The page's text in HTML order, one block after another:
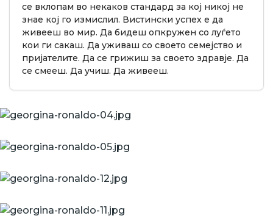
се вклопам во некаков стандард за кој никој не
знае кој го измислил. Вистински успех е да
живееш во мир. Да бидеш опкружен со луѓето
кои ги сакаш. Да уживаш со своето семејство и
пријателите. Да се грижиш за своето здравје. Да
се смееш. Да учиш. Да живееш.